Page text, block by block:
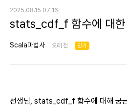
2025.08.15 07:16
stats_cdf_f 함수에 대한
Scala마법사 오래 전 인기
선생님, stats_cdf_f 함수에 대해 궁